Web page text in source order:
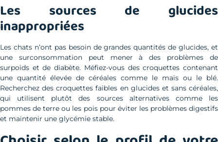
Les sources de glucides
inappropriées
Les chats n’ont pas besoin de grandes quantités de glucides, et
une surconsommation peut mener à des problèmes de
surpoids et de diabète. Méfiez-vous des croquettes contenant
une quantité élevée de céréales comme le maïs ou le blé.
Recherchez des croquettes faibles en glucides et sans céréales,
qui utilisent plutôt des sources alternatives comme les
pommes de terre ou les pois pour éviter les problèmes digestifs
et maintenir une glycémie stable.